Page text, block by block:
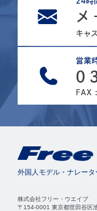
外国人モデル・ナレー
株式会社フリー・ウエイブ
〒154-0001 東京都世田谷区